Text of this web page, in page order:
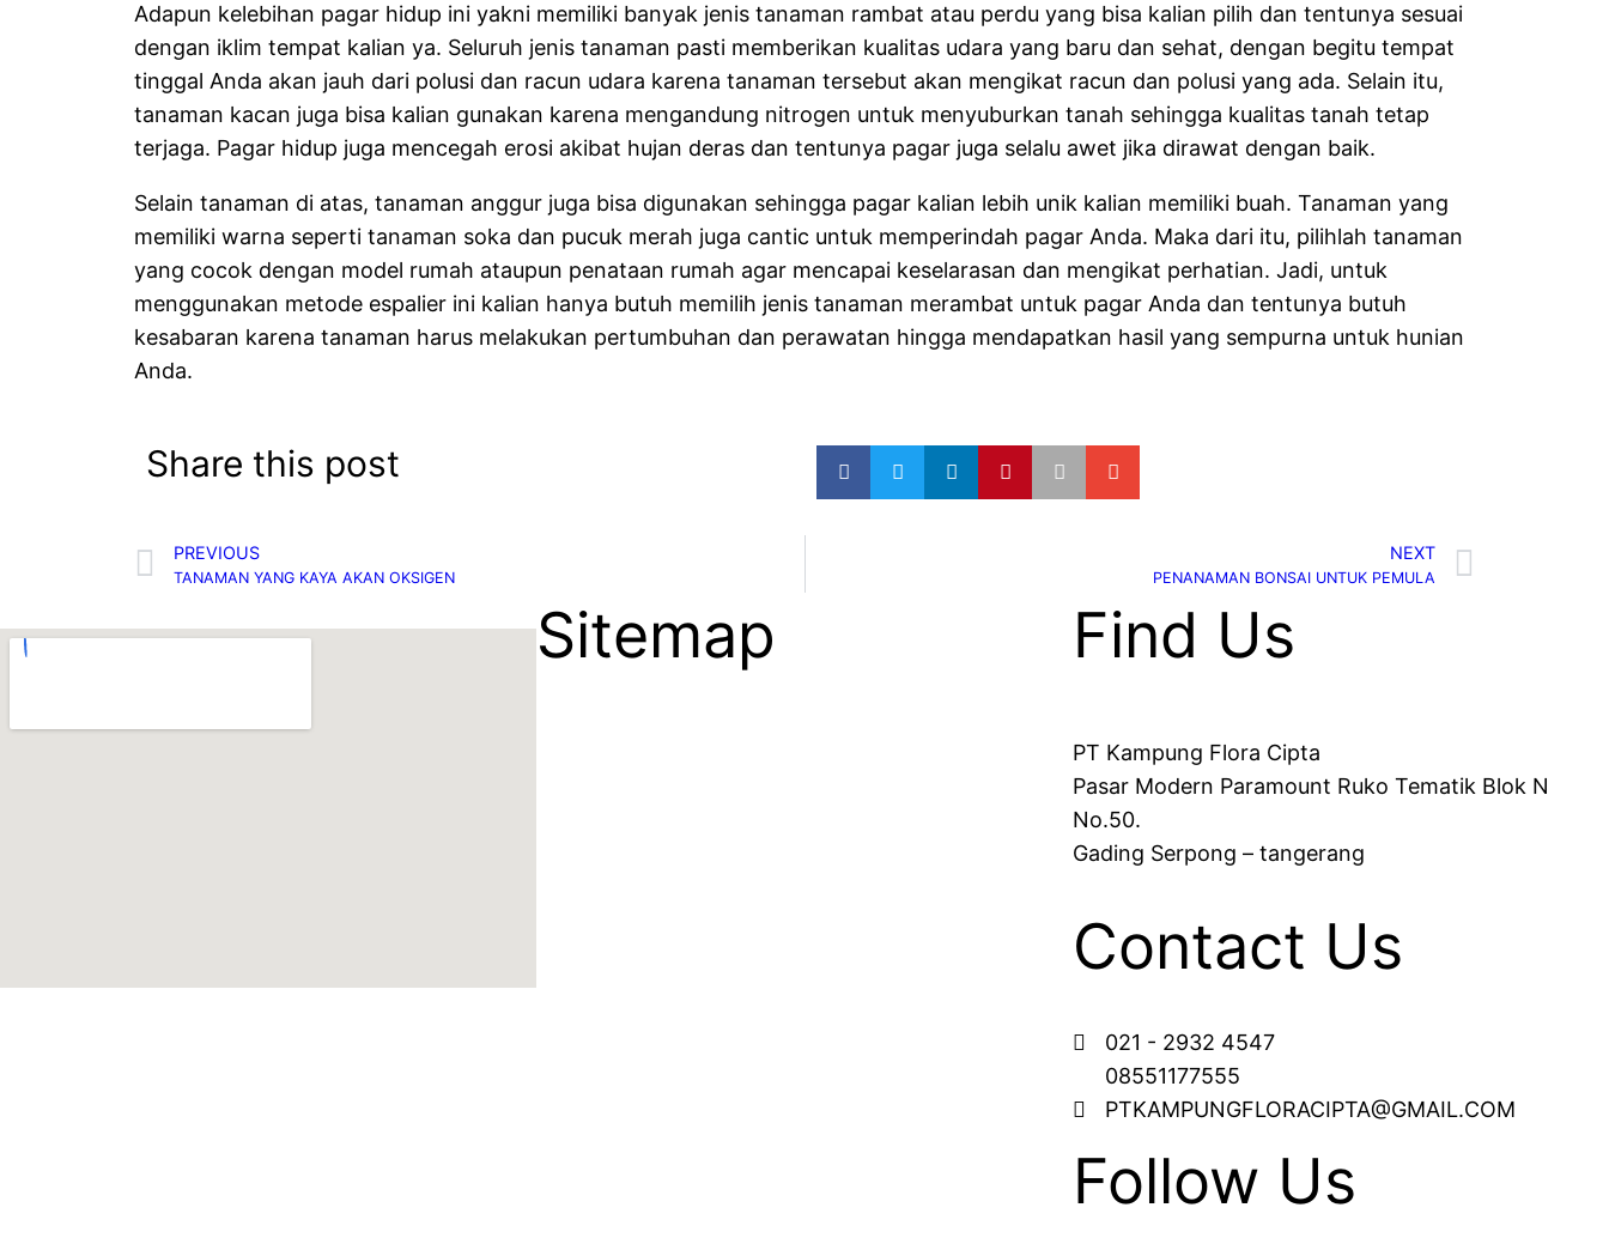
Adapun kelebihan pagar hidup ini yakni memiliki banyak jenis tanaman rambat atau perdu yang bisa kalian pilih dan tentunya sesuai
dengan iklim tempat kalian ya. Seluruh jenis tanaman pasti memberikan kualitas udara yang baru dan sehat, dengan begitu tempat
tinggal Anda akan jauh dari polusi dan racun udara karena tanaman tersebut akan mengikat racun dan polusi yang ada. Selain itu,
tanaman kacan juga bisa kalian gunakan karena mengandung nitrogen untuk menyuburkan tanah sehingga kualitas tanah tetap
terjaga. Pagar hidup juga mencegah erosi akibat hujan deras dan tentunya pagar juga selalu awet jika dirawat dengan baik.
Selain tanaman di atas, tanaman anggur juga bisa digunakan sehingga pagar kalian lebih unik kalian memiliki buah. Tanaman yang
memiliki warna seperti tanaman soka dan pucuk merah juga cantic untuk memperindah pagar Anda. Maka dari itu, pilihlah tanaman
yang cocok dengan model rumah ataupun penataan rumah agar mencapai keselarasan dan mengikat perhatian. Jadi, untuk
menggunakan metode espalier ini kalian hanya butuh memilih jenis tanaman merambat untuk pagar Anda dan tentunya butuh
kesabaran karena tanaman harus melakukan pertumbuhan dan perawatan hingga mendapatkan hasil yang sempurna untuk hunian
Anda.
Share this post
PREVIOUS
TANAMAN YANG KAYA AKAN OKSIGEN
NEXT
PENANAMAN BONSAI UNTUK PEMULA
Sitemap Find Us
PT Kampung Flora Cipta
Pasar Modern Paramount Ruko Tematik Blok N
No.50.
Gading Serpong – tangerang
Contact Us
021 - 2932 4547
08551177555
PTKAMPUNGFLORACIPTA@GMAIL.COM
Follow Us